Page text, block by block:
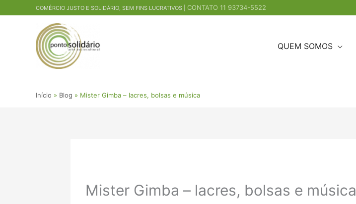
COMÉRCIO JUSTO E SOLIDÁRIO, SEM FINS LUCRATIVOS | CONTATO 11 93734-5522
QUEM SOMOS
Início Blog Mister Gimba – lacres, bolsas e música
Mister Gimba – lacres, bolsas e música